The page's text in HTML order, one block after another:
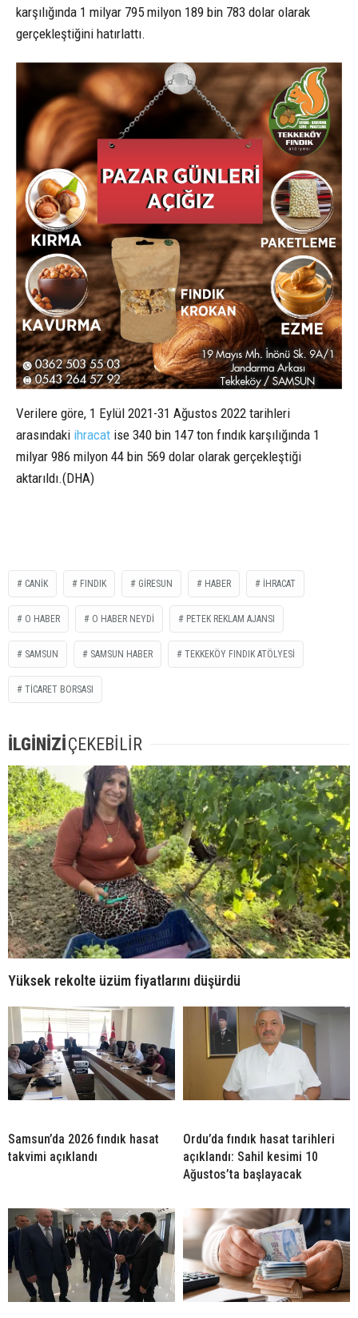
karşılığında 1 milyar 795 milyon 189 bin 783 dolar olarak
gerçekleştiğini hatırlattı.
Verilere göre, 1 Eylül 2021-31 Ağustos 2022 tarihleri
arasındaki ihracat ise 340 bin 147 ton fındık karşılığında 1
milyar 986 milyon 44 bin 569 dolar olarak gerçekleştiği
aktarıldı.(DHA)
CANİK FINDIK GİRESUN HABER İHRACAT
O HABER O HABER NEYDİ PETEK REKLAM AJANSI
SAMSUN SAMSUN HABER TEKKEKÖY FINDIK ATÖLYESI
TİCARET BORSASI
İLGİNİZİÇEKEBİLİR
Yüksek rekolte üzüm fiyatlarını düşürdü
Samsun’da 2026 fındık hasat
takvimi açıklandı
Ordu’da fındık hasat tarihleri
açıklandı: Sahil kesimi 10
Ağustos’ta başlayacak